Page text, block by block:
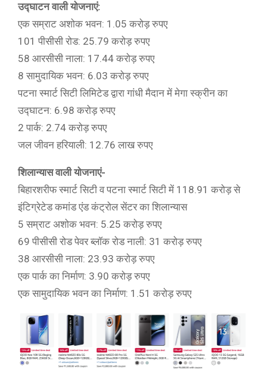
उद्घाटन वाली योजनाएं:
एक सम्राट अशोक भवन: 1.05 करोड़ रुपए
101 पीसीसी रोड: 25.79 करोड़ रुपए
58 आरसीसी नाला: 17.44 करोड़ रुपए
8 सामुदायिक भवन: 6.03 करोड़ रुपए
पटना स्मार्ट सिटी लिमिटेड द्वारा गांधी मैदान में मेगा स्क्रीन का
उद्घाटन: 6.98 करोड़ रुपए
2 पार्क: 2.74 करोड़ रुपए
जल जीवन हरियाली: 12.76 लाख रुपए
शिलान्यास वाली योजनाएं-
बिहारशरीफ स्मार्ट सिटी व पटना स्मार्ट सिटी में 118.91 करोड़ से
इंटिग्रेटेड कमांड एंड कंट्रोल सेंटर का शिलान्यास
5 सम्राट अशोक भवन: 5.25 करोड़ रुपए
69 पीसीसी रोड पेवर ब्लॉक रोड नाली: 31 करोड़ रुपए
38 आरसीसी नाला: 23.93 करोड़ रुपए
एक पार्क का निर्माण: 3.90 करोड़ रुपए
एक सामुदायिक भवन का निर्माण: 1.51 करोड़ रुपए